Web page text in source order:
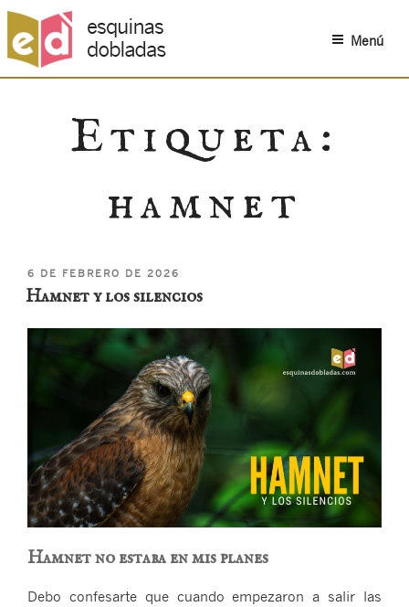
Menú
Etiqueta:
hamnet
PUBLICADO
EL
6 DE FEBRERO DE 2026
Hamnet y los silencios
Hamnet no estaba en mis planes
Debo confesarte que cuando empezaron a salir las